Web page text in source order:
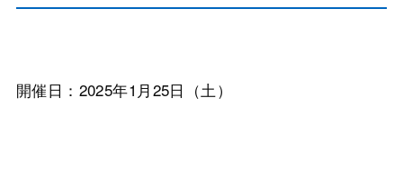
開催日：2025年1月25日（土）